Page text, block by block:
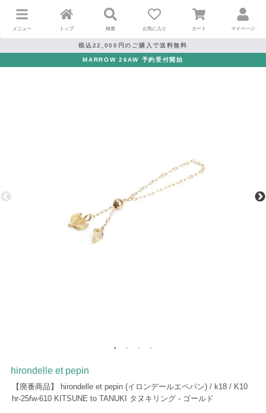
メニュー トップ 検索 お気に入り カート マイページ
税込22,000円のご購入で送料無料
MARROW 26AW 予約受付開始
hirondelle et pepin
【廃番商品】 hirondelle et pepin (イロンデールエペパン) / k18 / K10
hr-25fw-610 KITSUNE to TANUKI タヌキリング - ゴールド